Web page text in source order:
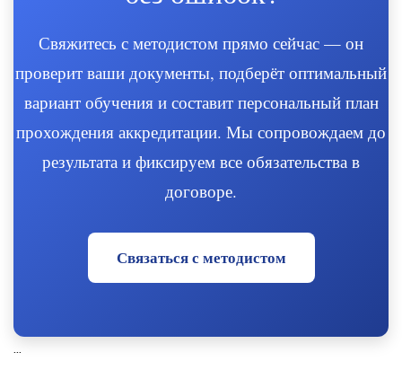
Свяжитесь с методистом прямо сейчас — он
проверит ваши документы, подберёт оптимальный
вариант обучения и составит персональный план
прохождения аккредитации. Мы сопровождаем до
результата и фиксируем все обязательства в
договоре.
Связаться с методистом
...